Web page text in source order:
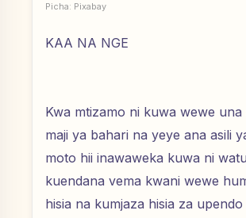
Picha: Pixabay
KAA NA NGE
Kwa mtizamo ni kuwa wewe una
maji ya bahari na yeye ana asili
moto hii inawaweka kuwa ni
kuendana vema kwani wewe
hisia na kumjaza hisia za